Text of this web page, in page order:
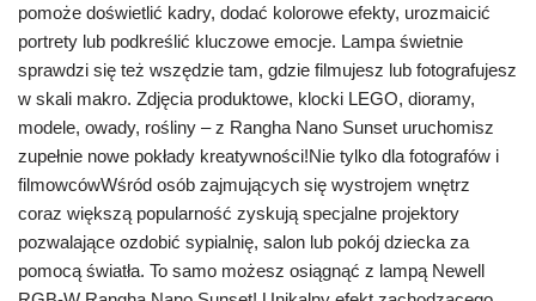
pomoże doświetlić kadry, dodać kolorowe efekty, urozmaicić
portrety lub podkreślić kluczowe emocje. Lampa świetnie
sprawdzi się też wszędzie tam, gdzie filmujesz lub fotografujesz
w skali makro. Zdjęcia produktowe, klocki LEGO, dioramy,
modele, owady, rośliny – z Rangha Nano Sunset uruchomisz
zupełnie nowe pokłady kreatywności!Nie tylko dla fotografów i
filmowcówWśród osób zajmujących się wystrojem wnętrz
coraz większą popularność zyskują specjalne projektory
pozwalające ozdobić sypialnię, salon lub pokój dziecka za
pomocą światła. To samo możesz osiągnąć z lampą Newell